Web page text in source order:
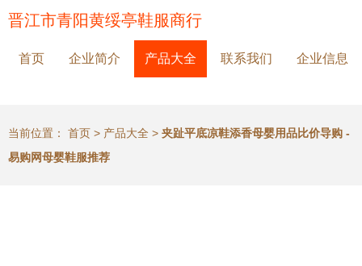
晋江市青阳黄绥亭鞋服商行
首页 企业简介 产品大全 联系我们 企业信息
当前位置： 首页 > 产品大全 > 夹趾平底凉鞋添香母婴用品比价导购 -
易购网母婴鞋服推荐